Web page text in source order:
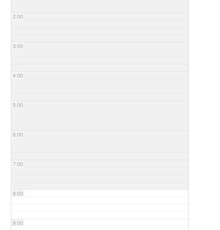
2:00
3:00
4:00
5:00
6:00
7:00
8:00
9:00